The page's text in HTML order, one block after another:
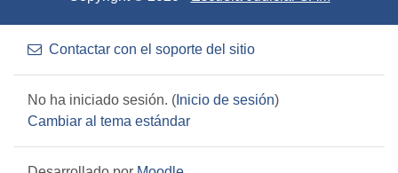
Contactar con el soporte del sitio
No ha iniciado sesión. ( Inicio de sesión)
Cambiar al tema estándar